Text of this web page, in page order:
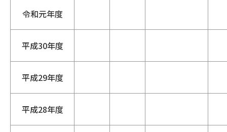
令和元年度
平成30年度
平成29年度
平成28年度